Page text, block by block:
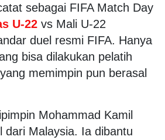
sebagai FIFA Match Day
U-22 vs Mali U-22
duel resmi FIFA. Hanya
bisa dilakukan pelatih
memimpin pun berasal
Mohammad Kamil
dari Malaysia. Ia dibantu